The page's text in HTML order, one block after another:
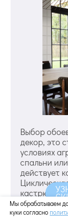
Выбор
декор, это
условиях
спальни
действует
кастрюль
холодных
Мы обрабатываем
куки согласно